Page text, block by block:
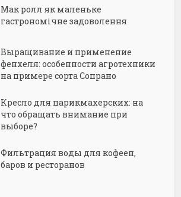
Мак ролл як маленьке
гастрономічне задоволення
Выращивание и применение
фенхеля: особенности агротехники
на примере сорта Сопрано
Кресло для парикмахерских: на
что обращать внимание при
выборе?
Фильтрация воды для кофеен,
баров и ресторанов